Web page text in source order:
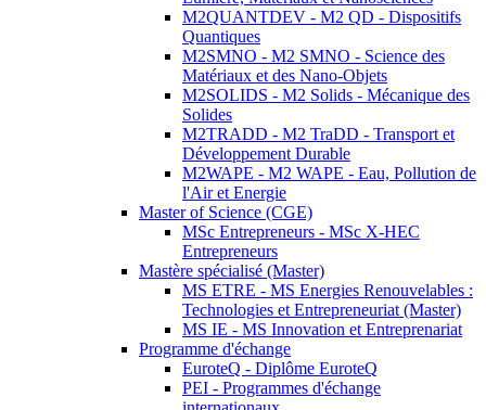
M2QUANTDEV - M2 QD - Dispositifs
Quantiques
M2SMNO - M2 SMNO - Science des
Matériaux et des Nano-Objets
M2SOLIDS - M2 Solids - Mécanique des
Solides
M2TRADD - M2 TraDD - Transport et
Développement Durable
M2WAPE - M2 WAPE - Eau, Pollution de
l'Air et Energie
Master of Science (CGE)
MSc Entrepreneurs - MSc X-HEC
Entrepreneurs
Mastère spécialisé (Master)
MS ETRE - MS Energies Renouvelables :
Technologies et Entrepreneuriat (Master)
MS IE - MS Innovation et Entreprenariat
Programme d'échange
EuroteQ - Diplôme EuroteQ
PEI - Programmes d'échange